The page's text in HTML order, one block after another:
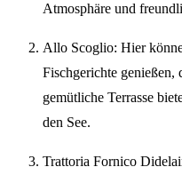
Atmosphäre und
Allo Scoglio: Hier
Fischgerichte
gemütliche Terrasse
den See.
Trattoria Fornico